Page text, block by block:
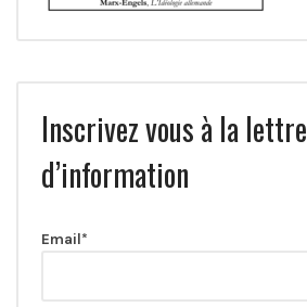
Inscrivez vous à la lettre
d’information
Email*